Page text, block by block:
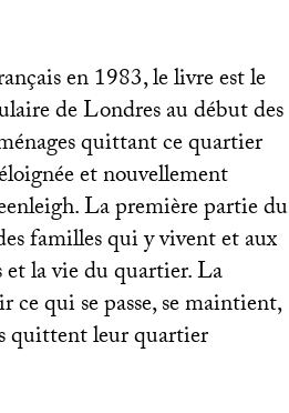
en 1983, le livre est le
de Londres au début des
quittant ce quartier
et nouvellement
La première partie du
familles qui y vivent et aux
et la vie du quartier. La
qui se passe, se maintient,
quittent leur quartier